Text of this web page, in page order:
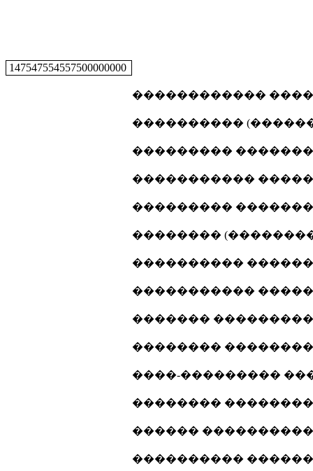
147547554557500000000
������������
����������
���������
�����������
���������
��������
����������
�����������
�������
��������
����-���������
��������
������
����������